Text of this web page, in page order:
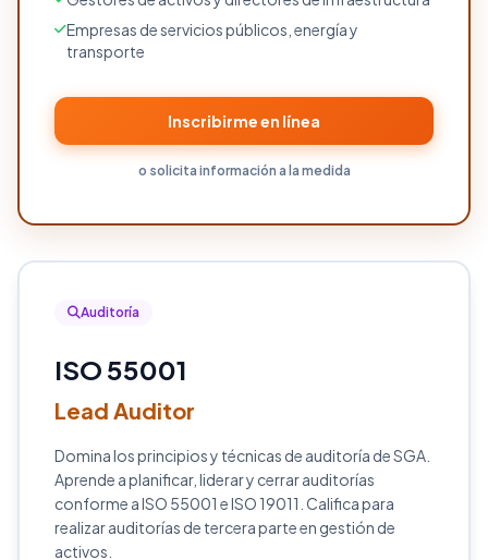
Empresas de servicios públicos, energía y
transporte
Inscribirme en línea
o solicita información a la medida
Auditoría
ISO 55001
Lead Auditor
Domina los principios y técnicas de auditoría de SGA.
Aprende a planificar, liderar y cerrar auditorías
conforme a ISO 55001 e ISO 19011. Califica para
realizar auditorías de tercera parte en gestión de
activos.